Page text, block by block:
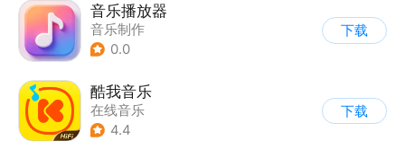
音乐播放器
音乐制作
0.0
下载
酷我音乐
在线音乐
4.4
下载